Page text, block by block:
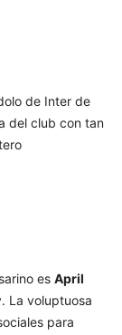
de Inter de
del club con tan
es April
La voluptuosa
para